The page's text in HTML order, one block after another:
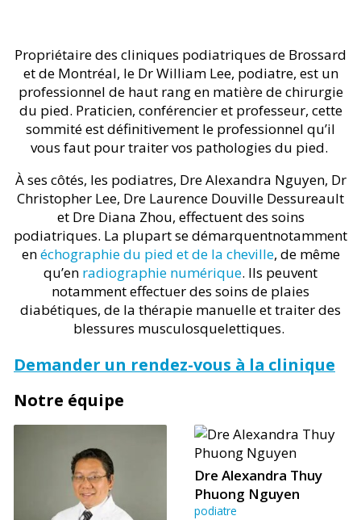
Propriétaire des cliniques podiatriques de Brossard
et de Montréal, le Dr William Lee, podiatre, est un
professionnel de haut rang en matière de chirurgie
du pied. Praticien, conférencier et professeur, cette
sommité est définitivement le professionnel qu’il
vous faut pour traiter vos pathologies du pied.
À ses côtés, les podiatres, Dre Alexandra Nguyen, Dr
Christopher Lee, Dre Laurence Douville Dessureault
et Dre Diana Zhou, effectuent des soins
podiatriques. La plupart se démarquentnotamment
enéchographie du pied et de la cheville, de même
qu’en radiographie numérique. Ils peuvent
notamment effectuer des soins de plaies
diabétiques, de la thérapie manuelle et traiter des
blessures musculosquelettiques.
Demander un rendez-vous à la clinique
Notre équipe
Dre Alexandra Thuy
Phuong Nguyen
podiatre